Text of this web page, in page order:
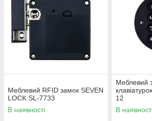
Меблевий RFID замок SEVEN
LOCK SL-7733
В наявності
Меблевий
12
В